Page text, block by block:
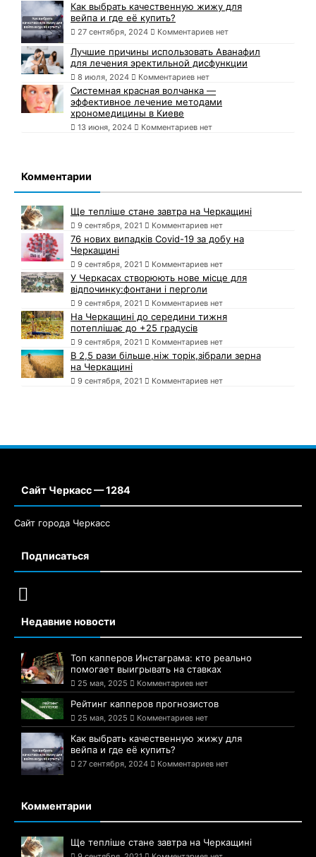
Как выбрать качественную жижу для
вейпа и где её купить?
27 сентября, 2024 Комментариев нет
Лучшие причины использовать Аванафил
для лечения эректильной дисфункции
8 июля, 2024 Комментариев нет
Системная красная волчанка —
эффективное лечение методами
хрономедицины в Киеве
13 июня, 2024 Комментариев нет
Комментарии
Ще тепліше стане завтра на Черкащині
9 сентября, 2021 Комментариев нет
76 нових випадків Covid-19 за добу на
Черкащині
9 сентября, 2021 Комментариев нет
У Черкасах створюють нове місце для
відпочинку:фонтани і перголи
9 сентября, 2021 Комментариев нет
На Черкащині до середини тижня
потеплішає до +25 градусів
9 сентября, 2021 Комментариев нет
В 2,5 рази більше,ніж торік,зібрали зерна
на Черкащині
9 сентября, 2021 Комментариев нет
Сайт Черкасс — 1284
Сайт города Черкасс
Подписаться
Недавние новости
Топ капперов Инстаграма: кто реально
помогает выигрывать на ставках
25 мая, 2025 Комментариев нет
Рейтинг капперов прогнозистов
25 мая, 2025 Комментариев нет
Как выбрать качественную жижу для
вейпа и где её купить?
27 сентября, 2024 Комментариев нет
Комментарии
Ще тепліше стане завтра на Черкащині